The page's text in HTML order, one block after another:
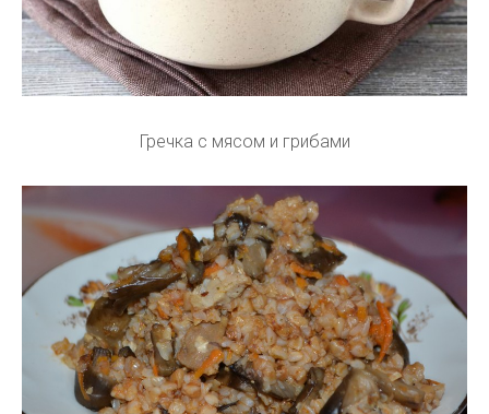
Гречка с мясом и грибами